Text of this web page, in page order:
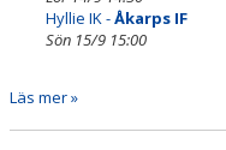
Hyllie IK -Åkarps IF
Sön 15/9 15:00
Läs mer »